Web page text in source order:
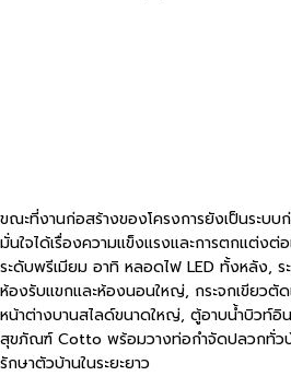
ขณะที่งานก่อสร้างของโครงการยังเป็นระ
มั่นใจได้เรื่องความแข็งแรงและการตกแต่งต่
ระดับพรีเมียม อาทิ หลอดไฟ LED ทั้งหลัง, ร
ห้องรับแขกและห้องนอนใหญ่, กระจกเขียวตั
หน้าต่างบานสไลด์ขนาดใหญ่, ตู้อาบน้ำบิวท์อิ
สุขภัณฑ์ Cotto พร้อมวางท่อกำจัดปลวกทั่วบ้
รักษาตัวบ้านในระยะยาว